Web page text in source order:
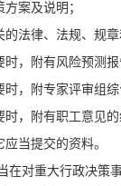
方案及说明；
的法律、法规、规
时，附有风险预测
时，附专家评审组
时，附有职工意见
应当提交的资料。
在对重大行政决策